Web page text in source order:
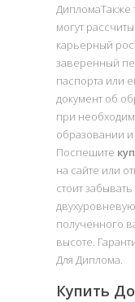
ДипломаТакже
могут
карьерный
заверенный
паспорта или
документ об
при
образовании
Поспешите
на сайте или
стоит
полученного
высоте.
Для Диплома.
Купить